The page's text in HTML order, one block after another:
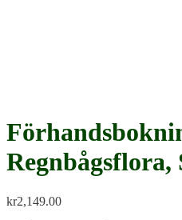
Regnbågsflora,
kr2,149.00